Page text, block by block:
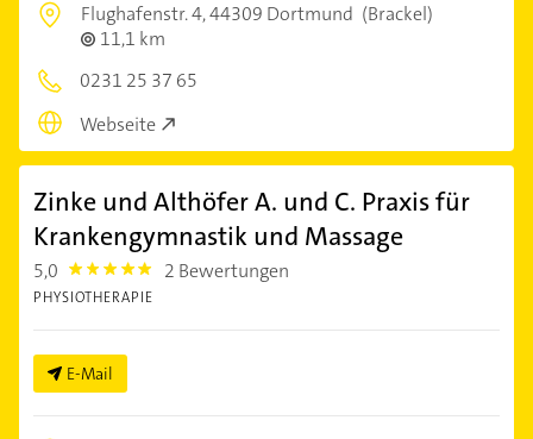
Flughafenstr. 4,44309 Dortmund (Brackel)
11,1 km
0231 25 37 65
Webseite
Zinke und Althöfer A. und C. Praxis für
Krankengymnastik und Massage
5,0 5.0 2 Bewertungen
PHYSIOTHERAPIE
E-Mail